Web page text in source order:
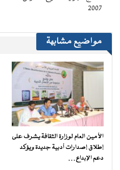
2007
مواضيع مشابهة
الأمين العام لوزارة الثقافة يشرف على
إطلاق إصدارات أدبية جديدة ويؤكد
دعم الإبداع…